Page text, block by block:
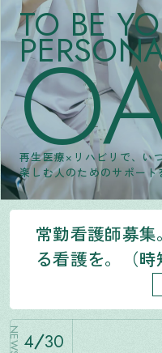
TO BE
再生医療×リハビリで、い
楽しむ人のためのサポート
常勤看護師募
る看護を。（時
NEWS 4 30